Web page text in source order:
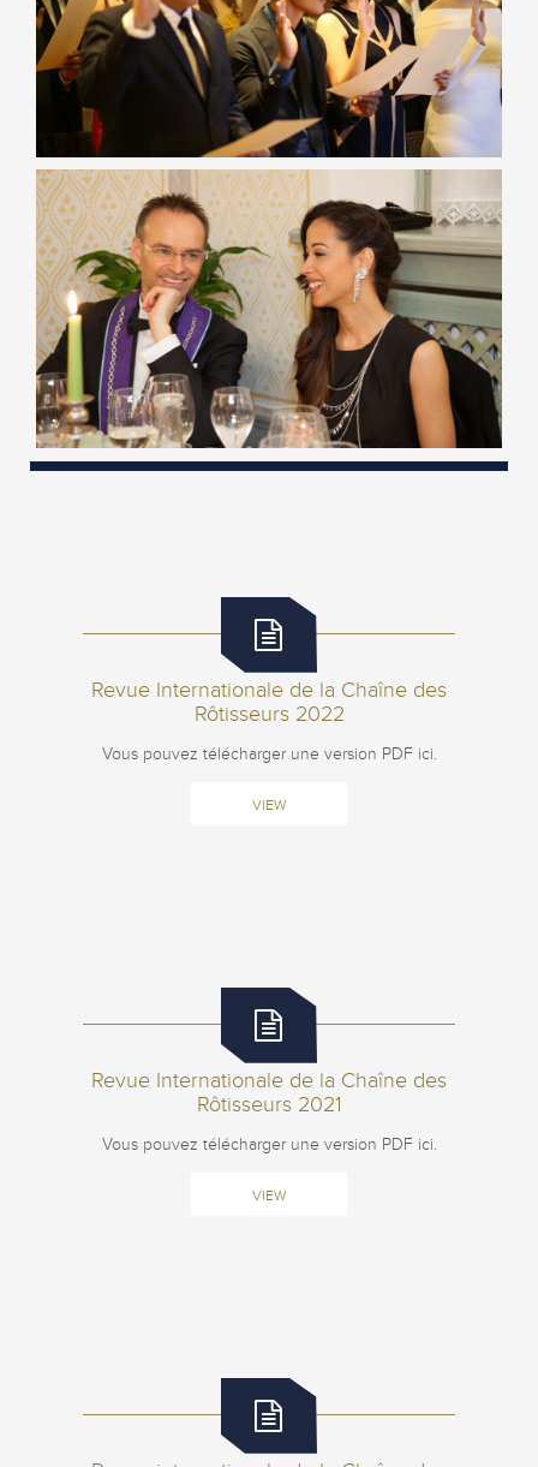
Revue Internationale de la Chaîne des
Rôtisseurs 2022
Vous pouvez télécharger une version PDF ici.
VIEW
Revue Internationale de la Chaîne des
Rôtisseurs 2021
Vous pouvez télécharger une version PDF ici.
VIEW